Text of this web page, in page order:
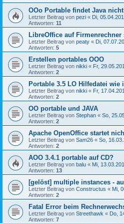
OOo Portable findet Java nicht
Letzter Beitrag von pezi « Di,
Antworten: 11
LibreOffice auf Firmenrechner
Letzter Beitrag von peaty « Di,
Antworten: 5
Erstellen portables OOO
Letzter Beitrag von nikki « Fr,
Antworten: 2
Portable 3.5 LO Hilfedatei wie
Letzter Beitrag von nikki « Fr,
Antworten: 2
OO portable und JAVA
Letzter Beitrag von Stephan « So,
Antworten: 2
Apache OpenOffice startet
Letzter Beitrag von Sam26 « So,
Antworten: 2
AOO 3.4.1 portable auf CD?
Letzter Beitrag von balu « Mi,
Antworten: 13
[gelöst] multiple instances -
Letzter Beitrag von Constructus « Mi,
Antworten: 2
Fatal Error beim
Letzter Beitrag von Streethawk « Do,
Antworten: 7